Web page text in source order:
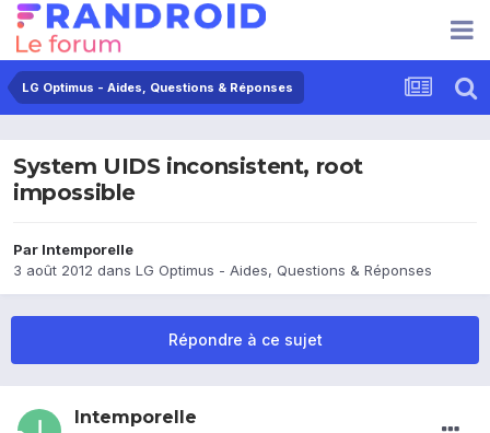
LG Optimus - Aides, Questions & Réponses
System UIDS inconsistent, root
impossible
Par Intemporelle
3 août 2012 dans LG Optimus - Aides, Questions & Réponses
Répondre à ce sujet
Intemporelle